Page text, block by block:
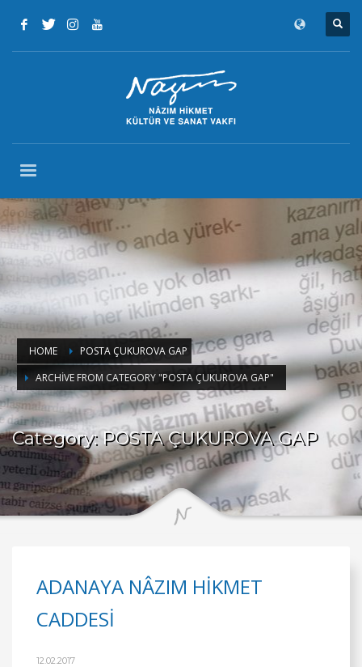
HOME
POSTA ÇUKUROVA GAP
ARCHIVE FROM CATEGORY "POSTA ÇUKUROVA GAP"
Category: POSTA ÇUKUROVA GAP
ADANAYA NÂZIM HİKMET
CADDESİ
12.02.2017